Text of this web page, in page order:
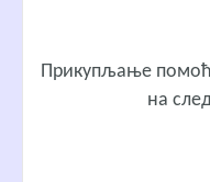
Прикупљање
на